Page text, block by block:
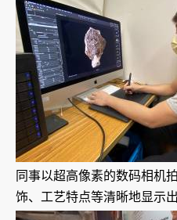
同事以超高像素的数码相机
饰、工艺特点等清晰地显示出